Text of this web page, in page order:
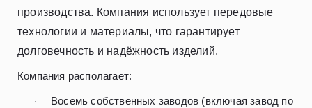
производства. Компания использует передовые
технологии и материалы, что гарантирует
долговечность и надёжность изделий.
Компания располагает:
·
Восемь собственных заводов (включая завод по